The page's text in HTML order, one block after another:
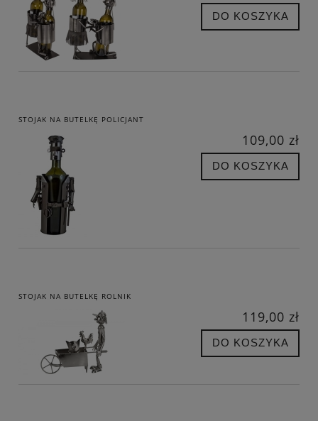
DO KOSZYKA
STOJAK NA BUTELKĘ POLICJANT
109,00 zł
DO KOSZYKA
STOJAK NA BUTELKĘ ROLNIK
119,00 zł
DO KOSZYKA